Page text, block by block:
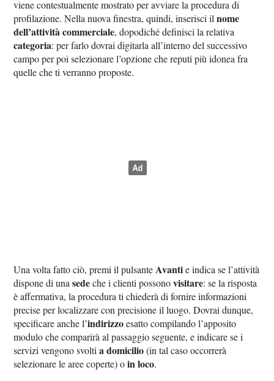
viene contestualmente mostrato per avviare la procedura di
profilazione. Nella nuova finestra, quindi, inserisci ilnome
dell’attività commerciale, dopodiché definisci la relativa
categoria: per farlo dovrai digitarla all’interno del successivo
campo per poi selezionare l’opzione che reputi più idonea fra
quelle che ti verranno proposte.
Una volta fatto ciò, premi il pulsante Avantie indica se l’attività
dispone di unasedeche i clienti possonovisitare: se la risposta
è affermativa, la procedura ti chiederà di fornire informazioni
precise per localizzare con precisione il luogo. Dovrai dunque,
specificare anche l’indirizzoesatto compilando l’apposito
modulo che comparirà al passaggio seguente, e indicare se i
servizi vengono svoltia domicilio(in tal caso occorrerà
selezionare le aree coperte) oin loco.